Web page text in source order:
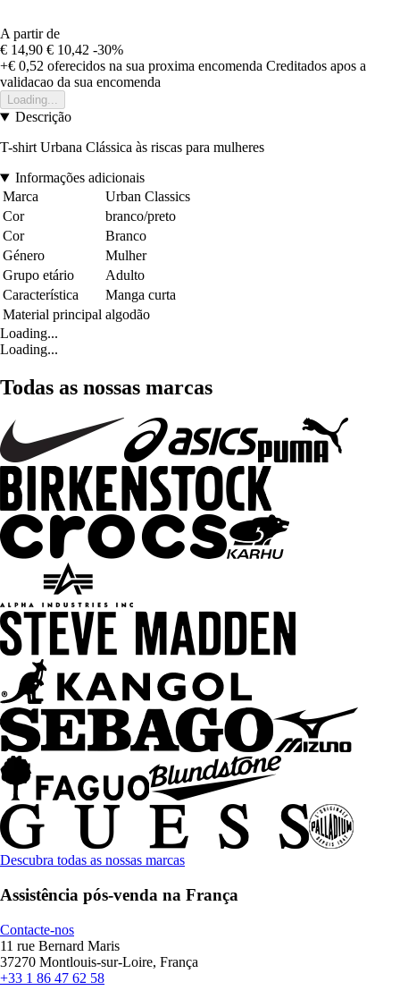
A partir de
€ 14,90 € 10,42 -30%
+€ 0,52 oferecidos na sua proxima encomenda Creditados apos a
validacao da sua encomenda
Loading...
Descrição
T-shirt Urbana Clássica às riscas para mulheres
Informações adicionais
Marca
Urban Classics
Cor
branco/preto
Cor
Branco
Género
Mulher
Grupo etário
Adulto
Característica
Manga curta
Material principal algodão
Loading...
Loading...
Todas as nossas marcas
Descubra todas as nossas marcas
Assistência pós-venda na França
Contacte-nos
11 rue Bernard Maris
37270 Montlouis-sur-Loire, França
+33 1 86 47 62 58